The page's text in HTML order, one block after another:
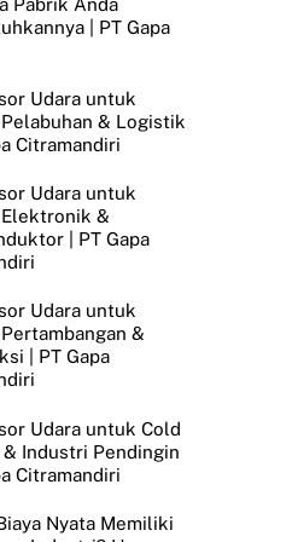
| PT Gapa
Udara untuk
& Logistik
Citramandiri
Udara untuk
&
| PT Gapa
Udara untuk
&
| PT Gapa
Udara untuk Cold
Industri Pendingin
Citramandiri
Nyata Memiliki